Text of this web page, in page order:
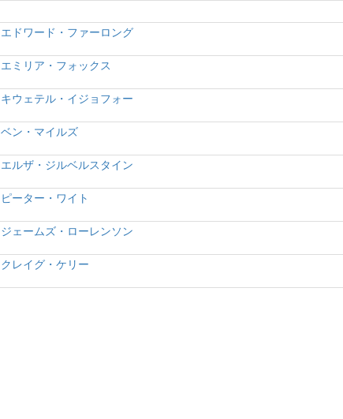
エドワード・ファーロング
エミリア・フォックス
キウェテル・イジョフォー
ベン・マイルズ
エルザ・ジルベルスタイン
ピーター・ワイト
ジェームズ・ローレンソン
クレイグ・ケリー